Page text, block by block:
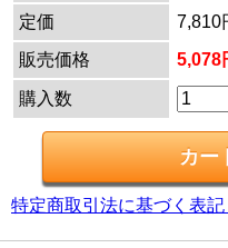
定価
7,810
販売価格
5,078
購入数
特定商取引法に基づく表